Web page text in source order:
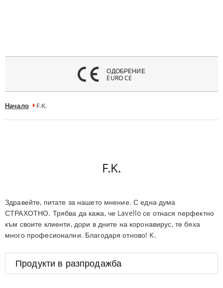
ОДОБРЕНИЕ
EURO CE
Начало F.K.
F.K.
Здравейте, питате за нашето мнение. С една дума
СТРАХОТНО. Трябва да кажа, че Lavello се отнася перфектно
към своите клиенти, дори в дните на коронавирус, те бяха
много професионални. Благодаря отново! K.
Продукти в разпродажба